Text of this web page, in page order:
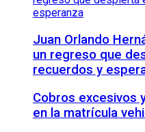
Juan Orlando
un regreso que
recuerdos y
Cobros excesivos
en la matrícula